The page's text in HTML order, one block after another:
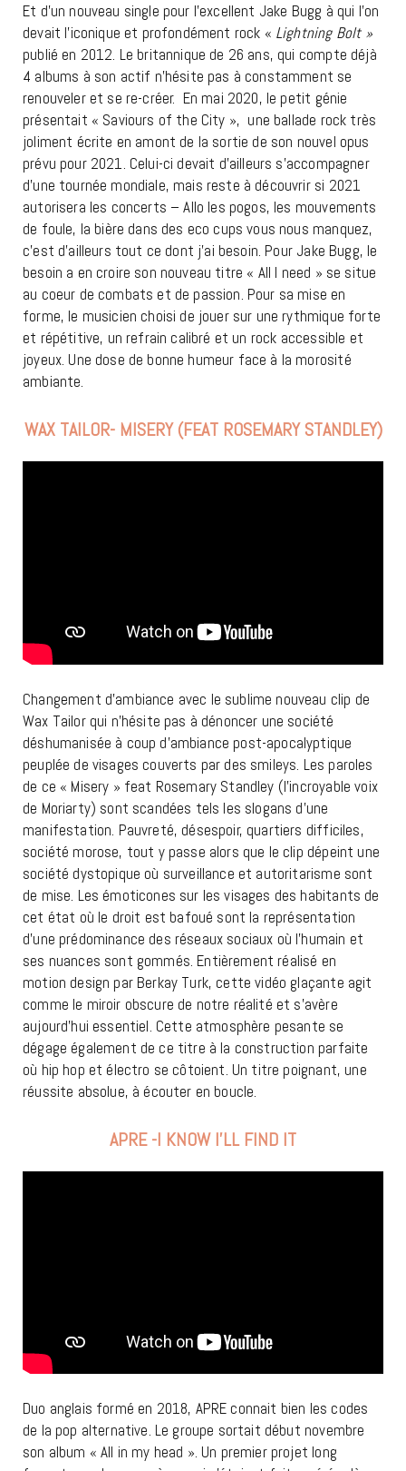
Et d’un nouveau single pour l’excellent Jake Bugg à qui l’on
devait l’iconique et profondément rock « Lightning Bolt »
publié en 2012. Le britannique de 26 ans, qui compte déjà
4 albums à son actif n’hésite pas à constamment se
renouveler et se re-créer. En mai 2020, le petit génie
présentait « Saviours of the City », une ballade rock très
joliment écrite en amont de la sortie de son nouvel opus
prévu pour 2021. Celui-ci devait d’ailleurs s’accompagner
d’une tournée mondiale, mais reste à découvrir si 2021
autorisera les concerts – Allo les pogos, les mouvements
de foule, la bière dans des eco cups vous nous manquez,
c’est d’ailleurs tout ce dont j’ai besoin. Pour Jake Bugg, le
besoin a en croire son nouveau titre « All I need » se situe
au coeur de combats et de passion. Pour sa mise en
forme, le musicien choisi de jouer sur une rythmique forte
et répétitive, un refrain calibré et un rock accessible et
joyeux. Une dose de bonne humeur face à la morosité
ambiante.
WAX TAILOR- MISERY (FEAT ROSEMARY STANDLEY)
Changement d’ambiance avec le sublime nouveau clip de
Wax Tailor qui n’hésite pas à dénoncer une société
déshumanisée à coup d’ambiance post-apocalyptique
peuplée de visages couverts par des smileys. Les paroles
de ce « Misery » feat Rosemary Standley (l’incroyable voix
de Moriarty) sont scandées tels les slogans d’une
manifestation. Pauvreté, désespoir, quartiers difficiles,
société morose, tout y passe alors que le clip dépeint une
société dystopique où surveillance et autoritarisme sont
de mise. Les émoticones sur les visages des habitants de
cet état où le droit est bafoué sont la représentation
d’une prédominance des réseaux sociaux où l’humain et
ses nuances sont gommés. Entièrement réalisé en
motion design par Berkay Turk, cette vidéo glaçante agit
comme le miroir obscure de notre réalité et s’avère
aujourd’hui essentiel. Cette atmosphère pesante se
dégage également de ce titre à la construction parfaite
où hip hop et électro se côtoient. Un titre poignant, une
réussite absolue, à écouter en boucle.
APRE -I KNOW I’LL FIND IT
Duo anglais formé en 2018, APRE connait bien les codes
de la pop alternative. Le groupe sortait début novembre
son album « All in my head ». Un premier projet long